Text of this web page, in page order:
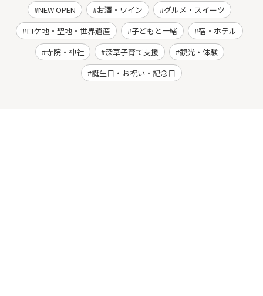
NEW OPEN お酒・ワイン
グルメ・スイーツ
ロケ地・聖地・世界遺産
子どもと一緒
宿・ホテル
寺院・神社
深草子育て支援
観光・体験
誕生日・お祝い・記念日